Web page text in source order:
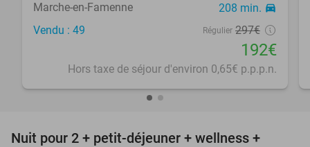
Marche-en-Famenne 208 min. directions_car
Vendu : 49 Régulier 297€
192€
Hors taxe de séjour d'environ 0,65€ p.p.p.n.
Nuit pour 2 + petit-déjeuner + wellness +